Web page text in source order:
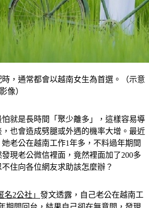
像）
也會造成劈腿或外遇的機率大增。最近
老公在越南工作1年多，不料過年期間
現老公微信裡面，竟然裡面加了200多
住向各位網友求助該怎麼辦？
期間回台，結果自己卻在無意間，發現